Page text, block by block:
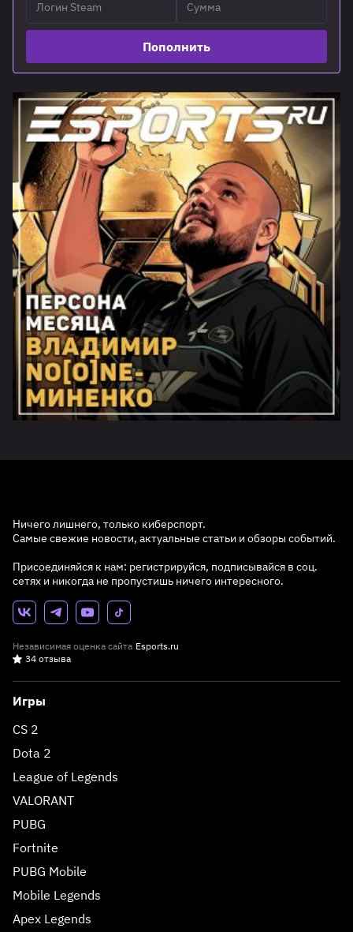
Пополнить
Ничего лишнего, только киберспорт.
Самые свежие новости, актуальные статьи и обзоры событий.
Присоединяйся к нам: регистрируйся, подписывайся в соц.
сетях и никогда не пропустишь ничего интересного.
Независимая оценка сайта Esports.ru
34 отзыва
Игры
CS 2
Dota 2
League of Legends
VALORANT
PUBG
Fortnite
PUBG Mobile
Mobile Legends
Apex Legends